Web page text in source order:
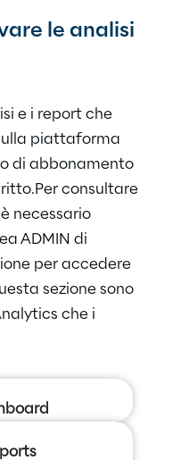
le analisi
e i report che
piattaforma
di abbonamento
Per consultare
necessario
ADMIN di
per accedere
sezione sono
che i